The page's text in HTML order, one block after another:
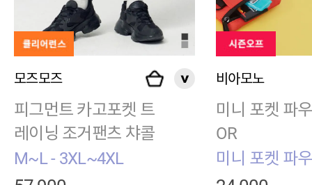
모즈모즈
피그먼트 카고포켓 트
레이닝 조거팬츠 챠콜
M~L - 3XL~4XL
비아모노
미니 포켓 파
OR
미니 포켓 파우